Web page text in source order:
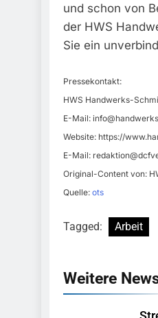
und schon von
der HWS
Sie ein
Pressekontakt:
HWS Handwerks-
E-Mail:
Website: https://
E-Mail:
Original-Content von:
Quelle: ots
Tagged: Arbeit
Weitere